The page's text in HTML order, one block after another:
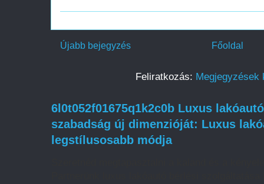
Újabb bejegyzés Főoldal
Feliratkozás: Megjegyzések
6l0t052f01675q1k2c0b Luxus
szabadság új dimenzióját: Luxus
legstílusosabb módja